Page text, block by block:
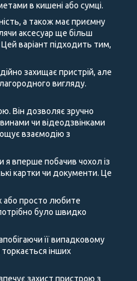
в кишені або сумці.
а також має приємну
аксесуар ще більш
варіант підходить тим,
захищає пристрій, але
вигляду.
Він дозволяє зручно
чи відеодзвінками
взаємодію з
вперше побачив чохол із
картки чи документи. Це
або просто любите
було швидко
її випадковому
інших
захист пристрою з